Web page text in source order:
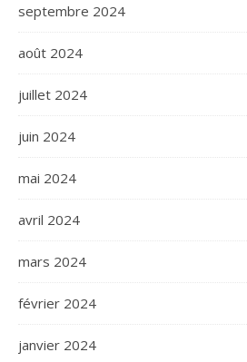
septembre 2024
août 2024
juillet 2024
juin 2024
mai 2024
avril 2024
mars 2024
février 2024
janvier 2024